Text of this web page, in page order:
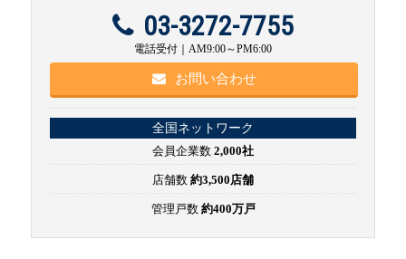
03-3272-7755
電話受付｜AM9:00～PM6:00
お問い合わせ
全国ネットワーク
会員企業数 2,000社
店舗数 約3,500店舗
管理戸数 約400万戸